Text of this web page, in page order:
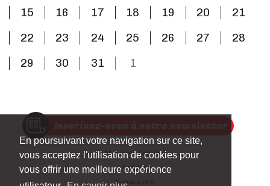
En poursuivant votre navigation sur ce site,
vous acceptez l'utilisation de cookies pour
vous offrir une meilleure expérience
15
16 17 18 19 20
21
22
23 24 25 26 27
28
29
30 31 1
Mentions Légales
Crédits
Espace pro